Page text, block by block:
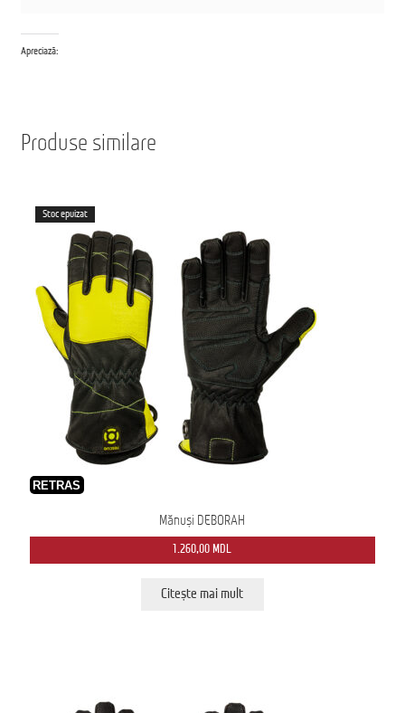
Apreciază:
Produse similare
Stoc epuizat
RETRAS
Mănuși DEBORAH
1.260,00MDL
Citește mai mult